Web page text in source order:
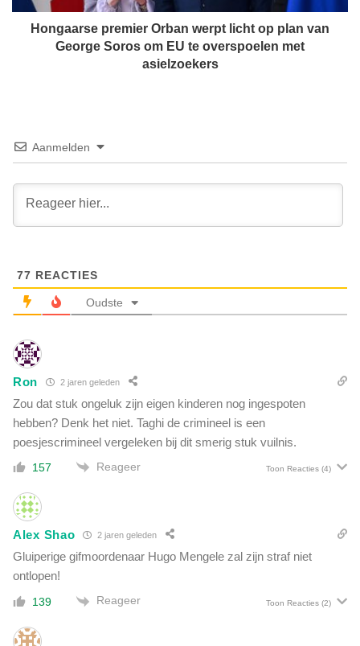
e
e
d
t
e
)
v
c
c
i
a
i
a
a
e
O
r
w
l
c
h
o
p
l
a
v
a
n
G
r
e
Hongaarse premier Orban werpt licht op plan van
George Soros om EU te overspoelen met
asielzoekers
Aanmelden
77 REACTIES
Oudste
Ron 2 jaren geleden
Zou dat stuk ongeluk zijn eigen kinderen nog ingespoten
hebben? Denk het niet. Taghi de crimineel is een
poesjescrimineel vergeleken bij dit smerig stuk vuilnis.
157 Reageer Toon Reacties (4)
Alex Shao 2 jaren geleden
Gluiperige gifmoordenaar Hugo Mengele zal zijn straf niet
ontlopen!
139 Reageer Toon Reacties (2)